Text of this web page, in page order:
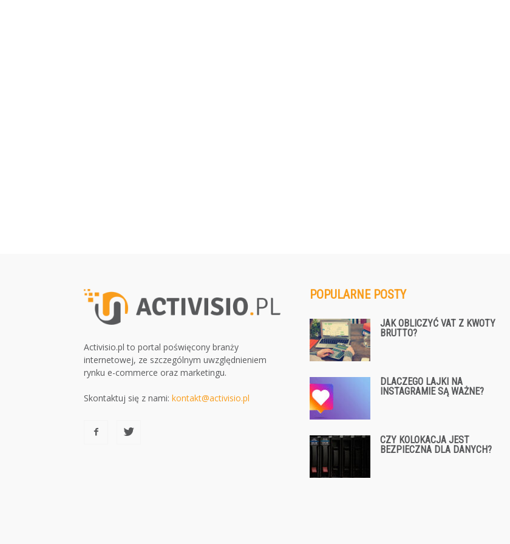
Activisio.pl to portal poświęcony branży
internetowej, ze szczególnym uwzględnieniem
rynku e-commerce oraz marketingu.
Skontaktuj się z nami: kontakt@activisio.pl
POPULARNE POSTY
JAK OBLICZYĆ VAT Z KWOTY
BRUTTO?
DLACZEGO LAJKI NA
INSTAGRAMIE SĄ WAŻNE?
CZY KOLOKACJA JEST
BEZPIECZNA DLA DANYCH?